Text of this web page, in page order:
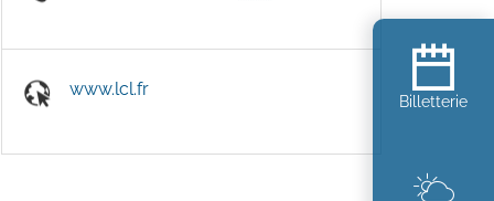
Billetterie
www.lcl.fr